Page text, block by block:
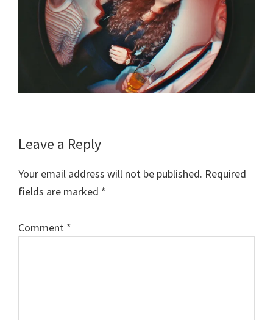
Reader
Interactions
Leave a Reply
Your email address will not be published. Required
fields are marked *
Comment *